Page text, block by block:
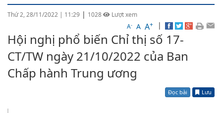
Thứ 2, 28/11/2022 | 11:29 | 1028
Lượt xem
A- A A+ |
Hội nghị phổ biến Chỉ thị số 17-
CT/TW ngày 21/10/2022 của Ban
Chấp hành Trung ương
Đọc bài Lưu